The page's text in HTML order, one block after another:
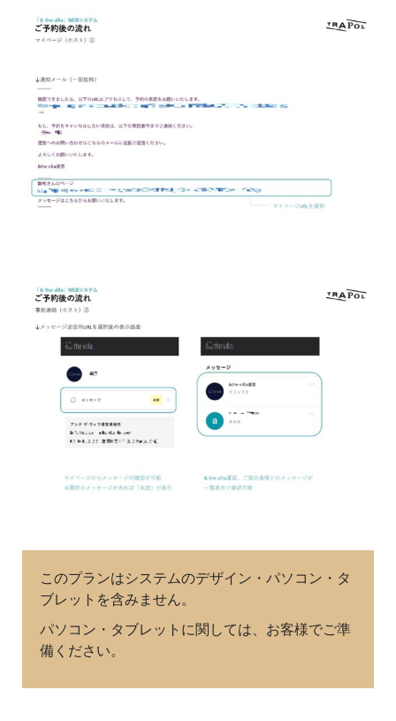
このプランはシステムのデザイン・パソコン・タ
ブレットを含みません。
パソコン・タブレットに関しては、お客様でご準
備ください。